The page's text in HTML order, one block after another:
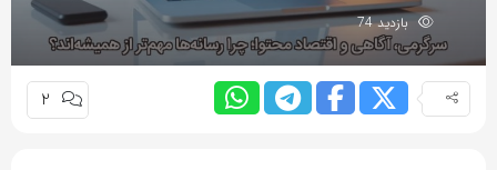
اشتراک
بگذارید.
بازدید 74
2